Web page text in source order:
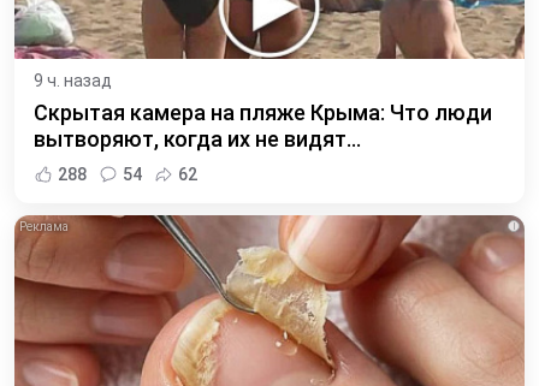
9 ч. назад
Скрытая камера на пляже Крыма: Что люди
вытворяют, когда их не видят...
288 54 62
i